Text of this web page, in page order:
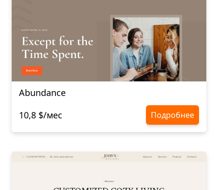
Abundance
10,8 $/мес
Подробнее